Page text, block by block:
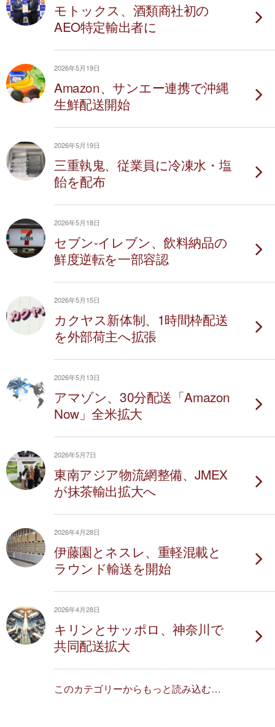
モトックス、酒類商社初の
AEO特定輸出者に
2026年5月19日
Amazon、サンエー連携で沖縄
生鮮配送開始
2026年5月19日
三重執鬼、従業員に冷凍水・塩
飴を配布
2026年5月18日
セブン-イレブン、飲料納品の
鮮度逆転を一部容認
2026年5月15日
カクヤス新体制、1時間枠配送
を外部荷主へ拡張
2026年5月13日
アマゾン、30分配送「Amazon
Now」全米拡大
2026年5月7日
東南アジア物流網整備、JMEX
が抹茶輸出拡大へ
2026年4月28日
伊藤園とネスレ、重軽混載と
ラウンド輸送を開始
2026年4月28日
キリンとサッポロ、神奈川で
共同配送拡大
このカテゴリーからもっと読み込む…